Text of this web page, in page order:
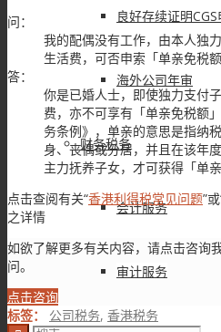
良好存续证明
海外公司年审
财务税务
会计服务
审计服务
问：
我的配偶没有工作，由本人独
生活费，可否申索「单亲免税额
答：
你是已婚人士，即使独力支付
费，亦不可享有「单亲免税额
务条例》，单亲的意思是指纳
身、丧偶或分居，并且在该年
主力抚养子女，才可获得「单亲
点击查阅有关“香港利得税常见问题”
之详情
如欲了解更多有关内容，请点击咨询
问。
点击咨询
标签：
公司税务, 香港税务